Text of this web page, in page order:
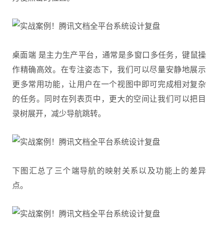
桌面端 是主力生产平台，通常是多窗口多任务，键鼠操
作精确高效。在专注姿态下，我们可以尽量安静地展示
更多常用功能，让用户在一个视图中即可完成相对复杂
的任务。同时在列表页中，更大的空间让我们可以把目
录树展开，减少导航跳转。
下图汇总了三个端导航的映射关系以及功能上的差异
点。